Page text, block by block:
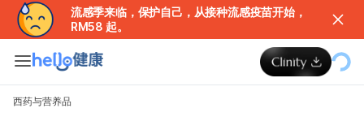
流感季来临，保护自己，从接种流感疫苗开始，
RM58 起。
西药与营养品